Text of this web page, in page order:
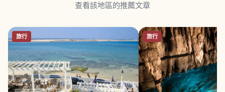
查看該地區的推薦文章
旅行 旅行